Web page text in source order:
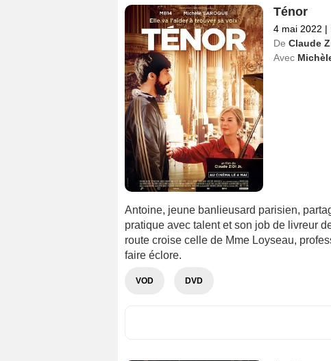
Ténor
4 mai 2022 |
De Claude
Avec
Antoine, jeune banlieusard parisien,
pratique avec talent et son job de livreur
route croise celle de Mme Loyseau,
faire éclore.
VOD DVD